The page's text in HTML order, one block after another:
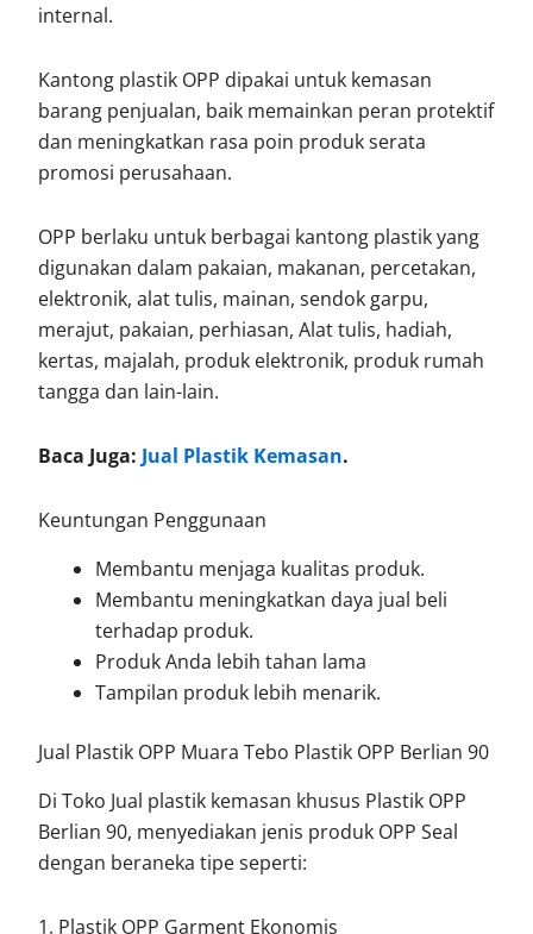
internal.
Kantong plastik OPP dipakai untuk kemasan
barang penjualan, baik memainkan peran protektif
dan meningkatkan rasa poin produk serata
promosi perusahaan.
OPP berlaku untuk berbagai kantong plastik yang
digunakan dalam pakaian, makanan, percetakan,
elektronik, alat tulis, mainan, sendok garpu,
merajut, pakaian, perhiasan, Alat tulis, hadiah,
kertas, majalah, produk elektronik, produk rumah
tangga dan lain-lain.
Baca Juga: Jual Plastik Kemasan.
Keuntungan Penggunaan
Membantu menjaga kualitas produk.
Membantu meningkatkan daya jual beli
terhadap produk.
Produk Anda lebih tahan lama
Tampilan produk lebih menarik.
Jual Plastik OPP Muara Tebo Plastik OPP Berlian 90
Di Toko Jual plastik kemasan khusus Plastik OPP
Berlian 90, menyediakan jenis produk OPP Seal
dengan beraneka tipe seperti:
1. Plastik OPP Garment Ekonomis